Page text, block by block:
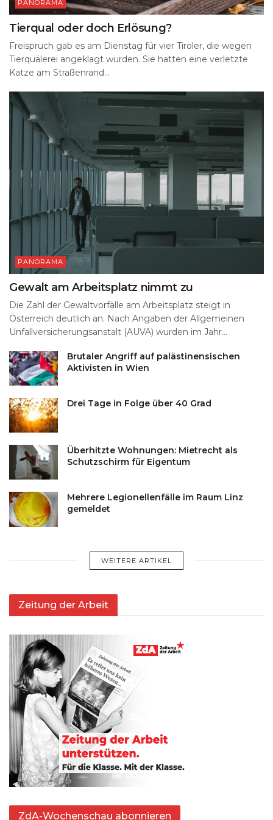
PANORAMA
Tierqual oder doch Erlösung?
Freispruch gab es am Dienstag für vier Tiroler, die wegen
Tierquälerei angeklagt wurden. Sie hatten eine verletzte
Katze am Straßenrand...
PANORAMA
Gewalt am Arbeitsplatz nimmt zu
Die Zahl der Gewaltvorfälle am Arbeitsplatz steigt in
Österreich deutlich an. Nach Angaben der Allgemeinen
Unfallversicherungsanstalt (AUVA) wurden im Jahr...
Brutaler Angriff auf palästinensischen
Aktivisten in Wien
Drei Tage in Folge über 40 Grad
Überhitzte Wohnungen: Mietrecht als
Schutzschirm für Eigentum
Mehrere Legionellenfälle im Raum Linz
gemeldet
WEITERE ARTIKEL
Zeitung der Arbeit
ZdA-Wochenschau abonnieren